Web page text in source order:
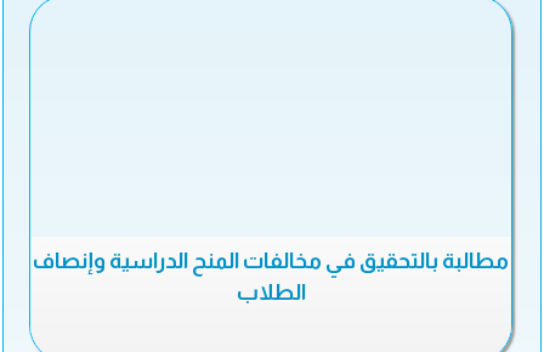
مطالبة بالتحقيق في مخالفات المنح الدراسية وإنصاف
الطلاب